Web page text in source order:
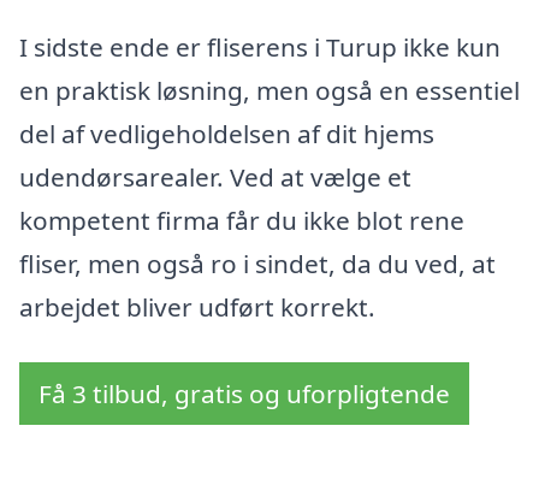
I sidste ende er fliserens i Turup ikke kun
en praktisk løsning, men også en essentiel
del af vedligeholdelsen af dit hjems
udendørsarealer. Ved at vælge et
kompetent firma får du ikke blot rene
fliser, men også ro i sindet, da du ved, at
arbejdet bliver udført korrekt.
Få 3 tilbud, gratis og uforpligtende